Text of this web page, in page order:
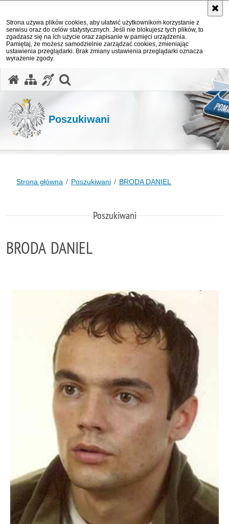
Strona używa plików cookies, aby ułatwić użytkownikom korzystanie z
serwisu oraz do celów statystycznych. Jeśli nie blokujesz tych plików, to
zgadzasz się na ich użycie oraz zapisanie w pamięci urządzenia.
Pamiętaj, że możesz samodzielnie zarządzać cookies, zmieniając
ustawienia przeglądarki. Brak zmiany ustawienia przeglądarki oznacza
wyrażenie zgody.
Poszukiwani
Strona główna Poszukiwani BRODA DANIEL
Poszukiwani
BRODA DANIEL